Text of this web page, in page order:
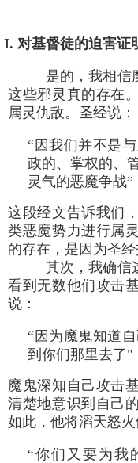
I. 对基督徒的迫害证
是的，我相信
这些邪灵真的存在
属灵仇敌。圣经说：
“因我们并不是
政的、掌权的、
灵气的恶魔争战”
这段经文告诉我们
类恶魔势力进行属
的存在，是因为圣经
其次，我确信
看到无数他们攻击
说：
“因为魔鬼知道
到你们那里去了"
魔鬼深知自己攻击
清楚地意识到自己
如此，他将滔天怒火
“你们又要为我